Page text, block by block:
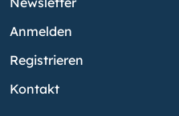
Anmelden
Registrieren
Kontakt